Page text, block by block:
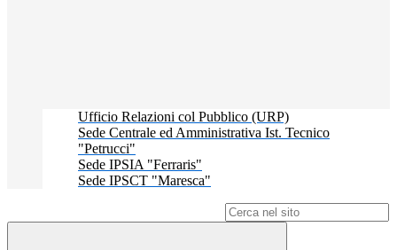
Ufficio Relazioni col Pubblico (URP)
Sede Centrale ed Amministrativa Ist. Tecnico
"Petrucci"
Sede IPSIA "Ferraris"
Sede IPSCT "Maresca"